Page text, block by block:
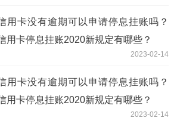
用卡没有逾期可以申请停息挂账吗？
用卡停息挂账2020新规定有哪些？
2023-02-14
用卡没有逾期可以申请停息挂账吗？
用卡停息挂账2020新规定有哪些？
2023-02-14